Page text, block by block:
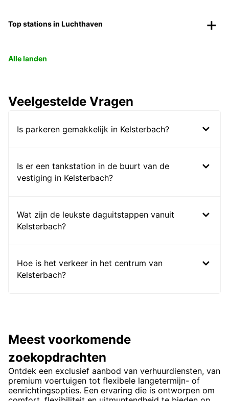
Top stations in Luchthaven
Alle landen
Veelgestelde Vragen
Is parkeren gemakkelijk in Kelsterbach?
Is er een tankstation in de buurt van de
vestiging in Kelsterbach?
Wat zijn de leukste daguitstappen vanuit
Kelsterbach?
Hoe is het verkeer in het centrum van
Kelsterbach?
Meest voorkomende
zoekopdrachten
Ontdek een exclusief aanbod van verhuurdiensten, van
premium voertuigen tot flexibele langetermijn- of
eenrichtingsopties. Een ervaring die is ontworpen om